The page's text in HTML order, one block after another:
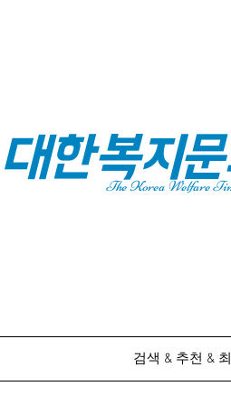
대한복지
The Korea Welfare
검색 & 추천 &